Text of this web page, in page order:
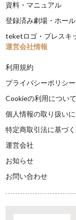
資料・マニュアル
登録済み劇場・ホー
teketロゴ・プレスキ
運営会社情報
利用規約
プライバシーポリシー
Cookieの利用について
個人情報の取り扱い
特定商取引法に基づ
運営会社
お知らせ
お問い合わせ